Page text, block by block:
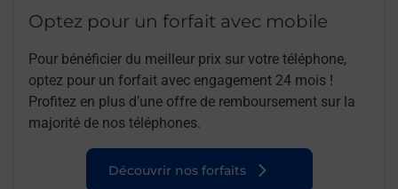
Optez pour un forfait avec mobile
Pour bénéficier du meilleur prix sur votre téléphone,
optez pour un forfait avec engagement 24 mois !
Profitez en plus d’une offre de remboursement sur la
majorité de nos téléphones.
Découvrir nos forfaits